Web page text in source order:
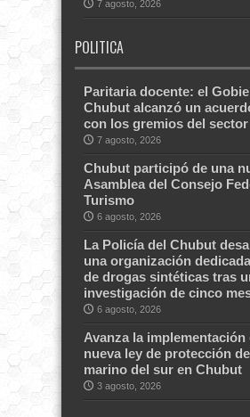
7 agosto, 2026
POLITICA
Paritaria docente: el
Chubut alcanzó un
con los gremios del sector
7 agosto, 2026
Chubut participó de una
Asamblea del Consejo
Turismo
6 agosto, 2026
La Policía del Chubut
una organización
de drogas sintéticas tras
investigación de cinco
6 agosto, 2026
Avanza la implementación
nueva ley de protección
marino del sur en Chubut
3 agosto, 2026